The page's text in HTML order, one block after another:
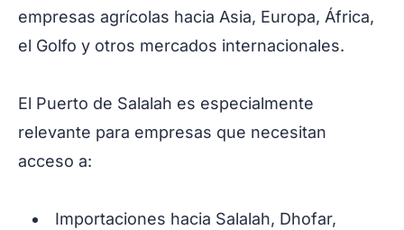
empresas agrícolas hacia Asia, Europa, África,
el Golfo y otros mercados internacionales.
El Puerto de Salalah es especialmente
relevante para empresas que necesitan
acceso a:
Importaciones hacia Salalah, Dhofar,